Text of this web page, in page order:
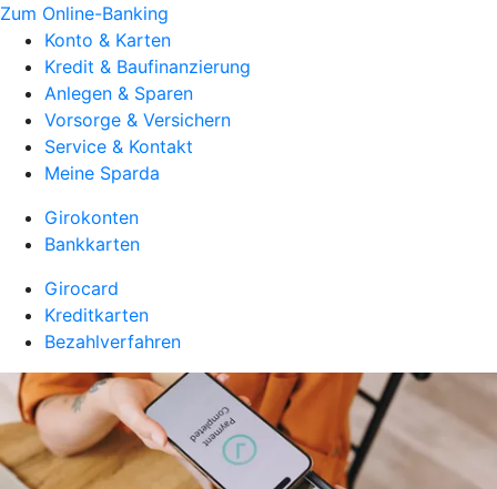
Zum Online-Banking
Konto & Karten
Kredit & Baufinanzierung
Anlegen & Sparen
Vorsorge & Versichern
Service & Kontakt
Meine Sparda
Girokonten
Bankkarten
Girocard
Kreditkarten
Bezahlverfahren